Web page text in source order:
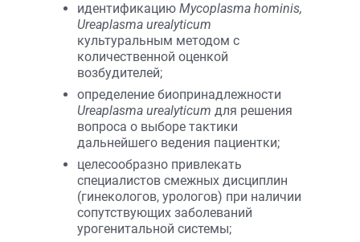
идентификацию Mycoplasma hominis,
Ureaplasma urealyticum
культуральным методом с
количественной оценкой
возбудителей;
определение биопринадлежности
Ureaplasma urealyticum для решения
вопроса о выборе тактики
дальнейшего ведения пациентки;
целесообразно привлекать
специалистов смежных дисциплин
(гинекологов, урологов) при наличии
сопутствующих заболеваний
урогенитальной системы;